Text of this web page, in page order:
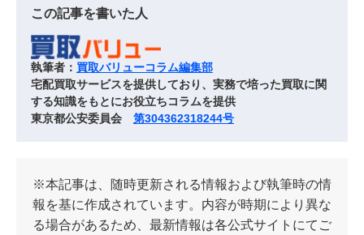
この記事を書いた人
執筆者： 買取バリューコラム編集部
宅配買取サービスを提供しており、実務で培った買取に関
する知識をもとにお役立ちコラムを提供
東京都公安委員会 第304362318244号
※本記事は、随時更新される情報および執筆時の情
報を基に作成されています。内容が時期により異な
る場合があるため、最新情報は各公式サイトにてご